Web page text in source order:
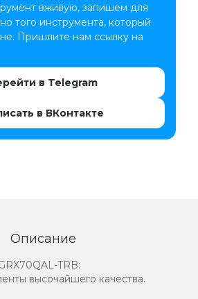
вживую, запишем для
того инструмента, который
Пришлите нам ссылку на
в Telegram
в ВКонтакте
Описание
TRB:
высочайшего качества.